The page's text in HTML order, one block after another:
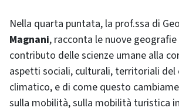
Nella quarta puntata, la prof.ssa di
Magnani, racconta le nuove
contributo delle scienze umane alla
aspetti sociali, culturali, territoriali del
climatico, e di come questo
sulla mobilità, sulla mobilità turistica